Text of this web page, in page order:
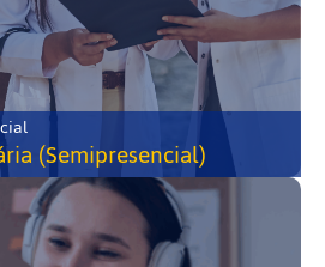
(Semipresencial)